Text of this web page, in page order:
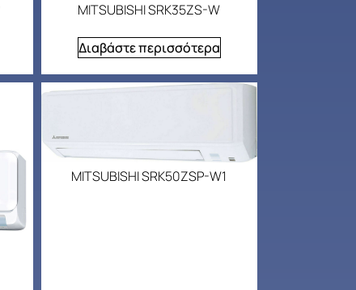
MITSUBISHI SRK35ZS-W
Διαβάστε περισσότερα
MITSUBISHI SRK50ZSP-W1